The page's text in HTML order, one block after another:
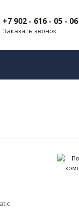
+7 902 - 616 - 05 - 06
Заказать звонок